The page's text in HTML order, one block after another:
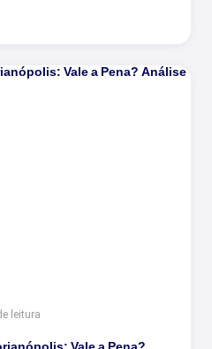
leitura